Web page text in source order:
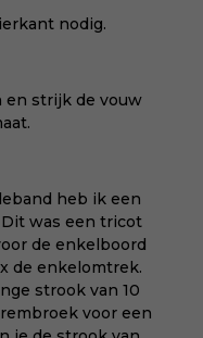
nodig.
en strijk de vouw
heb ik een
was een tricot
de enkelboord
de enkelomtrek.
strook van 10
voor een